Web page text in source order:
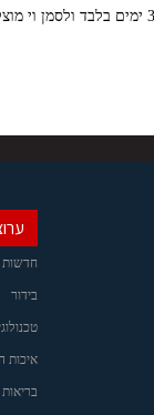
חדשות
בידור
איכות
בריאות